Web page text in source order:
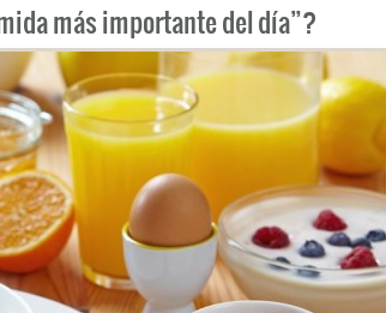
más importante del día”?